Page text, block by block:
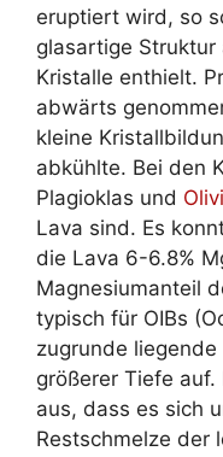
eruptiert wird, so
glasartige Struktur
Kristalle enthielt.
abwärts
kleine
abkühlte. Bei den
Plagioklas und
Lava sind. Es
die Lava 6-6.8%
Magnesiumanteil
typisch für OIBs
zugrunde
größerer Tiefe auf.
aus, dass es sich
Restschmelze der